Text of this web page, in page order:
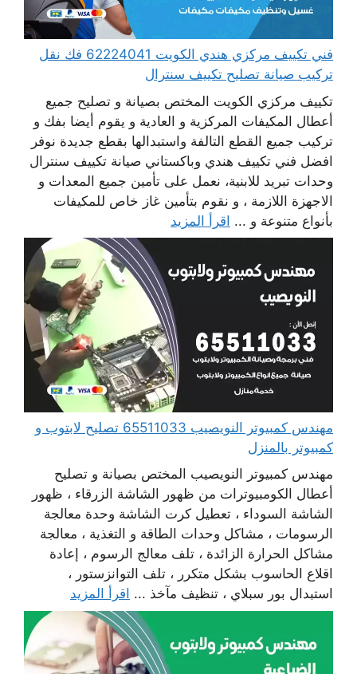
فني تكييف مركزي هندي الكويت 62224041 فك نقل
تركيب صيانة تصليح تكييف سنترال
تكييف مركزي الكويت المختص بصيانة و تصليح جميع
أعطال المكيفات المركزية و العادية و يقوم أيضا بفك و
تركيب جميع القطع التالفة واستبدالها بقطع جديدة نوفر
افضل فني تكييف هندي وباكستاني صيانة تكييف سنترال
وحدات تبريد للابنية، نعمل على تأمين جميع المعدات و
الاجهزة اللازمة ، و نقوم بتأمين غاز خاص للمكيفات
بأنواع متنوعة و ... اقرأ المزيد
مهندس كمبيوتر النويصيب 65511033 تصليح لابتوب و
كمبيوتر بالمنزل
مهندس كمبيوتر النويصيب المختص بصيانة و تصليح
أعطال الكومبيوترات من ظهور الشاشة الزرقاء ، ظهور
الشاشة السوداء ، تعطيل كرت الشاشة وحدة معالجة
الرسومات ، مشاكل وحدات الطاقة و التغذية ، معالجة
مشاكل الحرارة الزائدة ، تلف معالج الرسوم ، إعادة
اقلاع الحاسوب بشكل متكرر ، تلف التوانزستور ،
استبدال بور سبلاي ، تنظيف مآخذ ... اقرأ المزيد